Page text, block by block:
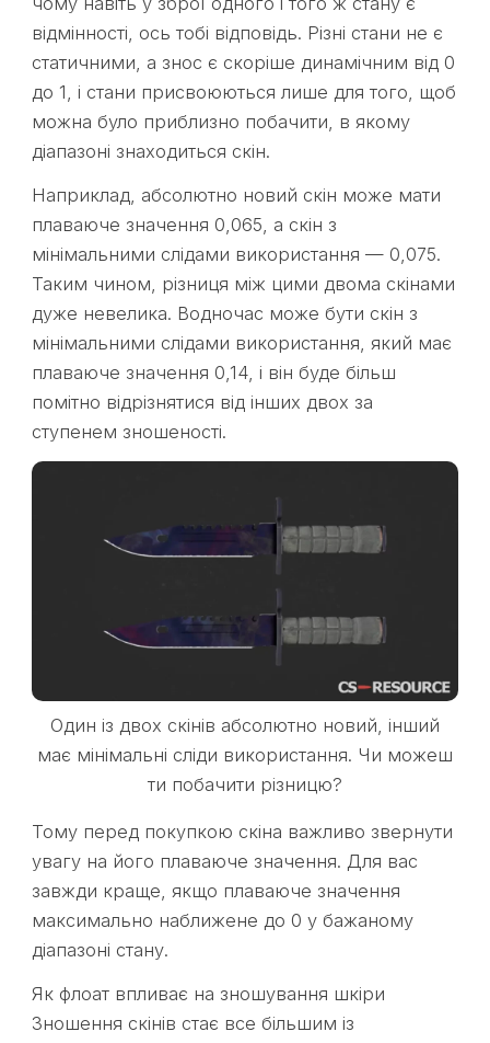
відмінності, ось тобі відповідь. Різні стани не є
статичними, а знос є скоріше динамічним від 0
до 1, і стани присвоюються лише для того, щоб
можна було приблизно побачити, в якому
діапазоні знаходиться скін.
Наприклад, абсолютно новий скін може мати
плаваюче значення 0,065, а скін з
мінімальними слідами використання — 0,075.
Таким чином, різниця між цими двома скінами
дуже невелика. Водночас може бути скін з
мінімальними слідами використання, який має
плаваюче значення 0,14, і він буде більш
помітно відрізнятися від інших двох за
ступенем зношеності.
Один із двох скінів абсолютно новий, інший
має мінімальні сліди використання. Чи можеш
ти побачити різницю?
Тому перед покупкою скіна важливо звернути
увагу на його плаваюче значення. Для вас
завжди краще, якщо плаваюче значення
максимально наближене до 0 у бажаному
діапазоні стану.
Як флоат впливає на зношування шкіри
Зношення скінів стає все більшим із